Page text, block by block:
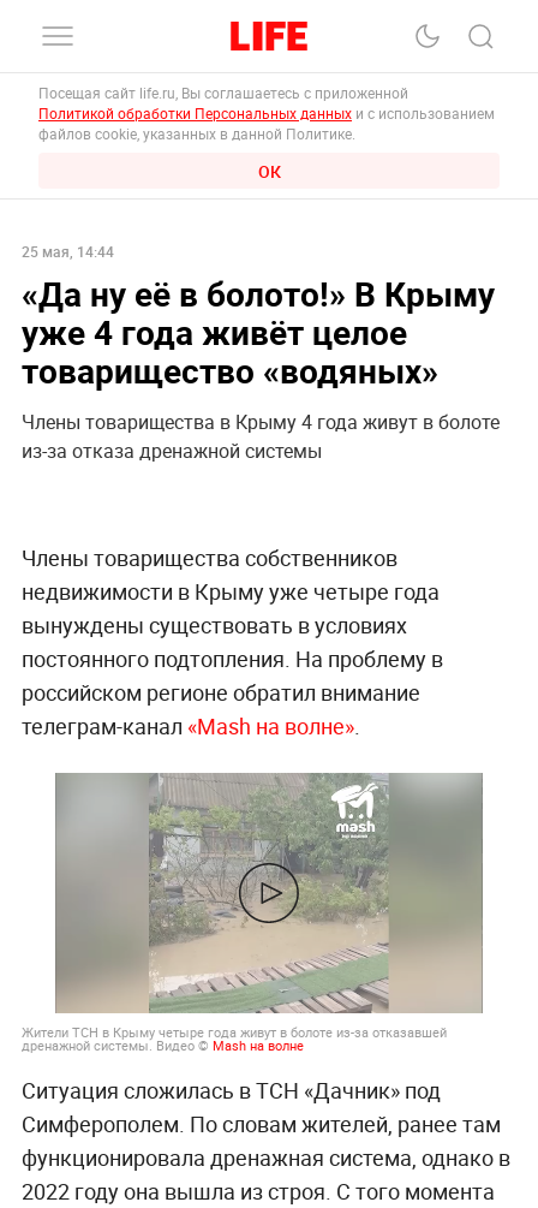
Посещая сайт life.ru, Вы соглашаетесь с приложенной
Политикой обработки Персональных данных и с использованием
файлов cookie, указанных в данной Политике.
ОК
25 мая, 14:44
«Да ну её в болото!‎» В Крыму
уже 4 года живёт целое
товарищество «‎водяных»
Члены товарищества в Крыму 4 года живут в болоте
из-за отказа дренажной системы
Члены товарищества собственников
недвижимости в Крыму уже четыре года
вынуждены существовать в условиях
постоянного подтопления. На проблему в
российском регионе обратил внимание
телеграм-канал «Mash на волне».
Жители ТСН в Крыму четыре года живут в болоте из-за отказавшей
дренажной системы. Видео © Mash на волне
Ситуация сложилась в ТСН «Дачник» под
Симферополем. По словам жителей, ранее там
функционировала дренажная система, однако в
2022 году она вышла из строя. С того момента